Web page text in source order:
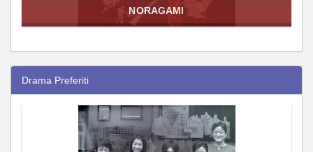
NORAGAMI
Drama Preferiti